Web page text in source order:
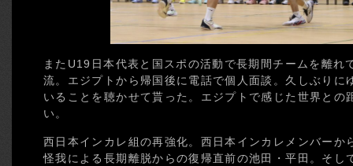
またU19日本代表と国スポの活動で長期間チームを離れ
流。エジプトから帰国後に電話で個人面談。久しぶりに
いることを聴かせて貰った。エジプトで感じた世界との
い。
西日本インカレ組の再強化。西日本インカレメンバーか
怪我による長期離脱からの復帰直前の池田・平田。そし